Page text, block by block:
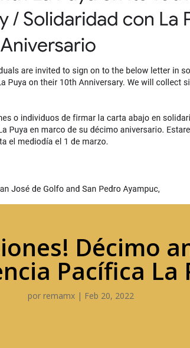
Décimo
Pacífica La
por remamx | Feb 20, 2022